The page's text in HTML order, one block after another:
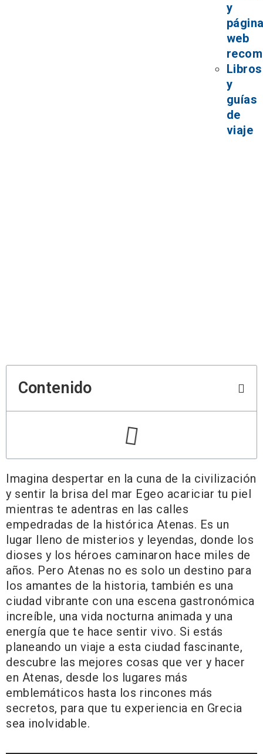
y
web
Libros
y
guías
de
viaje
Contenido
Imagina despertar en la cuna de la civilización
y sentir la brisa del mar Egeo acariciar tu piel
mientras te adentras en las calles
empedradas de la histórica Atenas. Es un
lugar lleno de misterios y leyendas, donde los
dioses y los héroes caminaron hace miles de
años. Pero Atenas no es solo un destino para
los amantes de la historia, también es una
ciudad vibrante con una escena gastronómica
increíble, una vida nocturna animada y una
energía que te hace sentir vivo. Si estás
planeando un viaje a esta ciudad fascinante,
descubre las mejores cosas que ver y hacer
en Atenas, desde los lugares más
emblemáticos hasta los rincones más
secretos, para que tu experiencia en Grecia
sea inolvidable.